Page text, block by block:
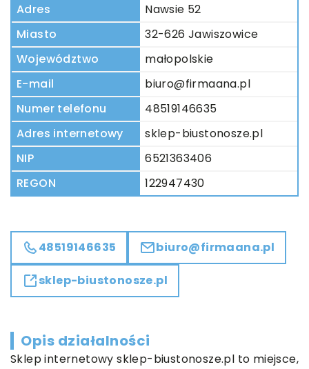
Adres
Nawsie 52
Miasto
32-626 Jawiszowice
Województwo
małopolskie
E-mail
biuro@firmaana.pl
Numer telefonu
48519146635
Adres internetowy
sklep-biustonosze.pl
NIP
6521363406
REGON
122947430
48519146635 biuro@firmaana.pl
sklep-biustonosze.pl
Opis działalności
Sklep internetowy sklep-biustonosze.pl to miejsce,